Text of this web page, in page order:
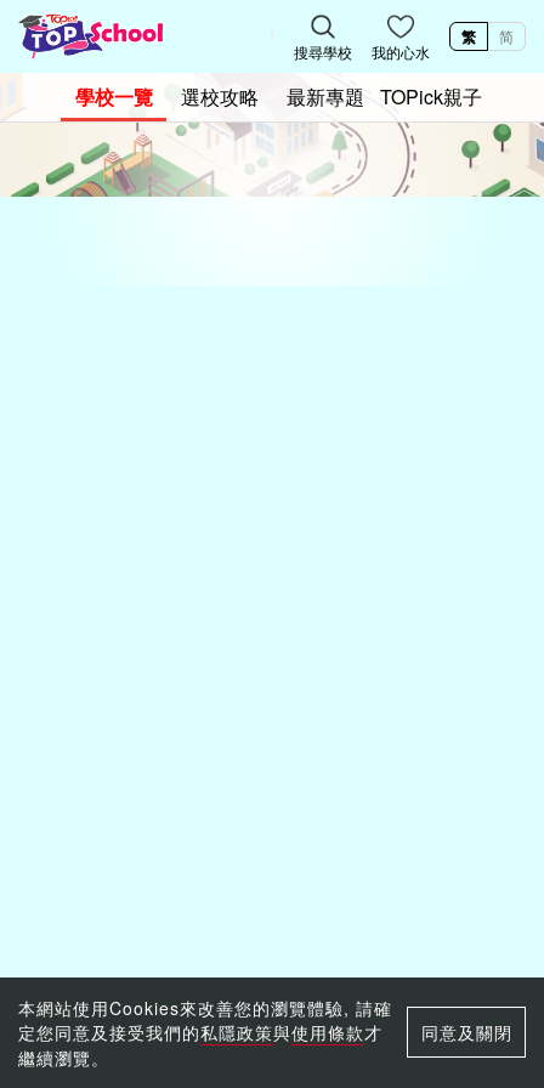
搜尋學校 我的心水
繁 简
學校一覽 選校攻略 最新專題 TOPick親子
本網站使用Cookies來改善您的瀏覽體驗, 請確
定您同意及接受我們的私隱政策與使用條款才
繼續瀏覽。
同意及關閉